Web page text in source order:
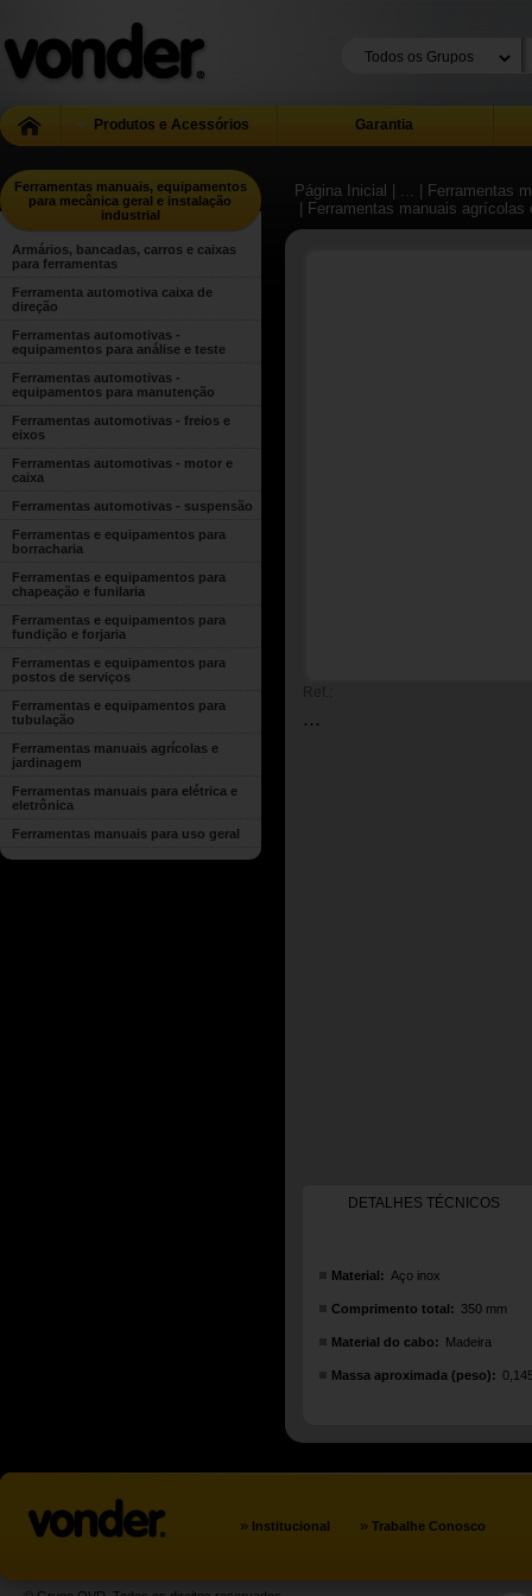
Produtos e Acessórios Garantia
Ferramentas manuais, equipamentos
para mecânica geral e instalação
industrial
Armários, bancadas, carros e caixas
para ferramentas
Ferramenta automotiva caixa de
direção
Ferramentas automotivas -
equipamentos para análise e teste
Ferramentas automotivas -
equipamentos para manutenção
Ferramentas automotivas - freios e
eixos
Ferramentas automotivas - motor e
caixa
Ferramentas automotivas - suspensão
Ferramentas e equipamentos para
borracharia
Ferramentas e equipamentos para
chapeação e funilaria
Ferramentas e equipamentos para
fundição e forjaria
Ferramentas e equipamentos para
postos de serviços
Ferramentas e equipamentos para
tubulação
Ferramentas manuais agrícolas e
jardinagem
Ferramentas manuais para elétrica e
eletrônica
Ferramentas manuais para uso geral
Página Inicial | ...
| Ferramentas
| Ferramentas manuais agrícolas
...
DETALHES TÉCNICOS
Material: Aço inox
Comprimento total: 350 mm
Material do cabo: Madeira
Massa aproximada (peso):
» Institucional » Trabalhe Conosco